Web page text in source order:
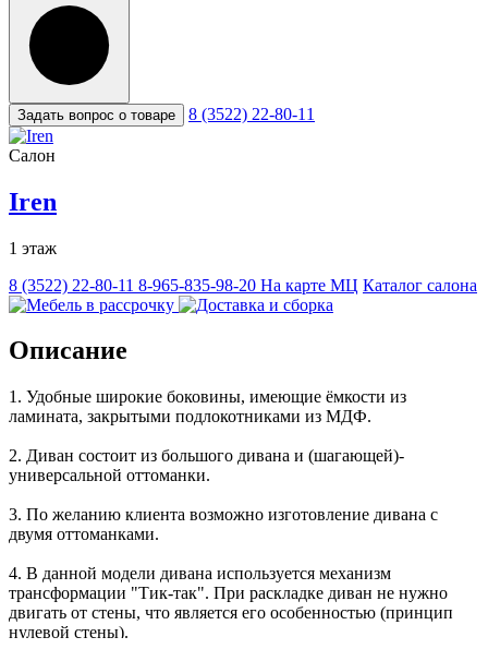
Задать вопрос о товаре 8 (3522) 22-80-11
Салон
Iren
1 этаж
8 (3522) 22-80-11 8-965-835-98-20 На карте МЦ Каталог салона
Описание
1. Удобные широкие боковины, имеющие ёмкости из
ламината, закрытыми подлокотниками из МДФ.
2. Диван состоит из большого дивана и (шагающей)-
универсальной оттоманки.
3. По желанию клиента возможно изготовление дивана с
двумя оттоманками.
4. В данной модели дивана используется механизм
трансформации "Тик-так". При раскладке диван не нужно
двигать от стены, что является его особенностью (принцип
нулевой стены).